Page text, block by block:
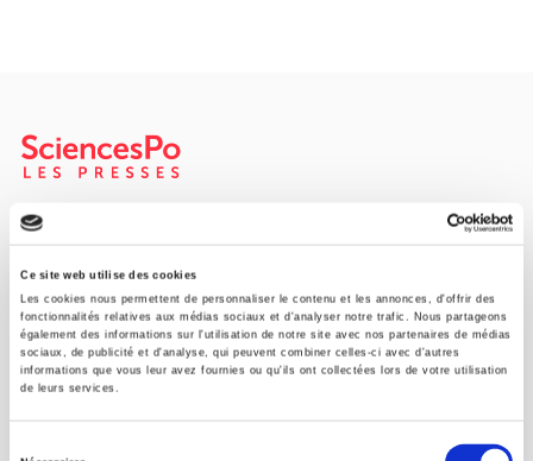
Ce site web utilise des cookies
Les cookies nous permettent de personnaliser le contenu et les annonces, d'offrir des
fonctionnalités relatives aux médias sociaux et d'analyser notre trafic. Nous partageons
également des informations sur l'utilisation de notre site avec nos partenaires de médias
sociaux, de publicité et d'analyse, qui peuvent combiner celles-ci avec d'autres
informations que vous leur avez fournies ou qu'ils ont collectées lors de votre utilisation
de leurs services.
SCIENCES PO UNIVERSITY PRESS has a threefold role: to publish
original research, to edit reference works for student use, and to
help public and political debate.
CONTACTS
FOREIGN RIGHTS
FOR BOOKSHOPS